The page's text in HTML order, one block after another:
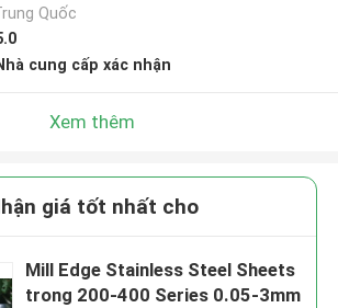
Quốc
cung cấp xác nhận
Xem thêm
giá tốt nhất cho
Mill Edge Stainless Steel Sheets
trong 200-400 Series 0.05-3mm